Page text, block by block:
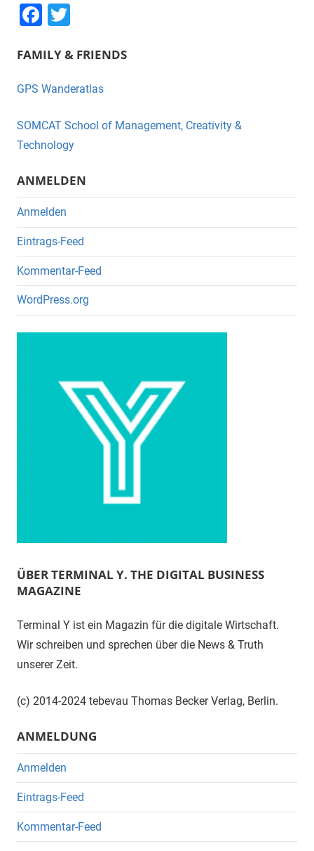
F
c
e
o
o
k
tt
er
FAMILY & FRIENDS
GPS Wanderatlas
SOMCAT School of Management, Creativity &
Technology
ANMELDEN
Anmelden
Eintrags-Feed
Kommentar-Feed
WordPress.org
ÜBER TERMINAL Y. THE DIGITAL BUSINESS
MAGAZINE
Terminal Y ist ein Magazin für die digitale Wirtschaft.
Wir schreiben und sprechen über die News & Truth
unserer Zeit.
(c) 2014-2024 tebevau Thomas Becker Verlag, Berlin.
ANMELDUNG
Anmelden
Eintrags-Feed
Kommentar-Feed